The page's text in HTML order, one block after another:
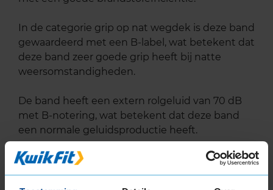
In de categorie grip op nat wegdek is deze band
gewaardeerd met een B-label, wat betekent dat
deze band zeer goede grip heeft bij natte
weersomstandigheden.
De band heeft een extern rolgeluid van 70 dB
met B-notering, wat betekent dat deze band
een normale geluidsproductie heeft.
Wil je nog meer informatie over het
bandenlabel van deze band, klik danhier